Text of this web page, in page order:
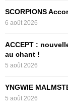
SCORPIONS
6 août 2026
ACCEPT :
au chant !
5 août 2026
YNGWIE
5 août 2026